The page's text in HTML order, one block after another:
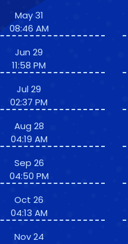
May 31
08:46 AM
Jun 29
11:58 PM
Jul 29
02:37 PM
Aug 28
04:19 AM
Sep 26
04:50 PM
Oct 26
04:13 AM
Nov 24